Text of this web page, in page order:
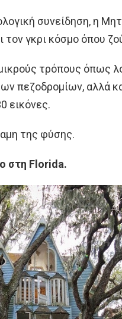
συνείδηση, η
τον γκρι κόσμο όπου
τρόπους όπως
πεζοδρομίων, αλλά
εικόνες.
της φύσης.
στη Florida.